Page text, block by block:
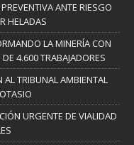
ANTE RIESGO
HELADAS
LA MINERÍA CON
4.600 TRABAJADORES
AL TRIBUNAL AMBIENTAL
URGENTE DE VIALIDAD